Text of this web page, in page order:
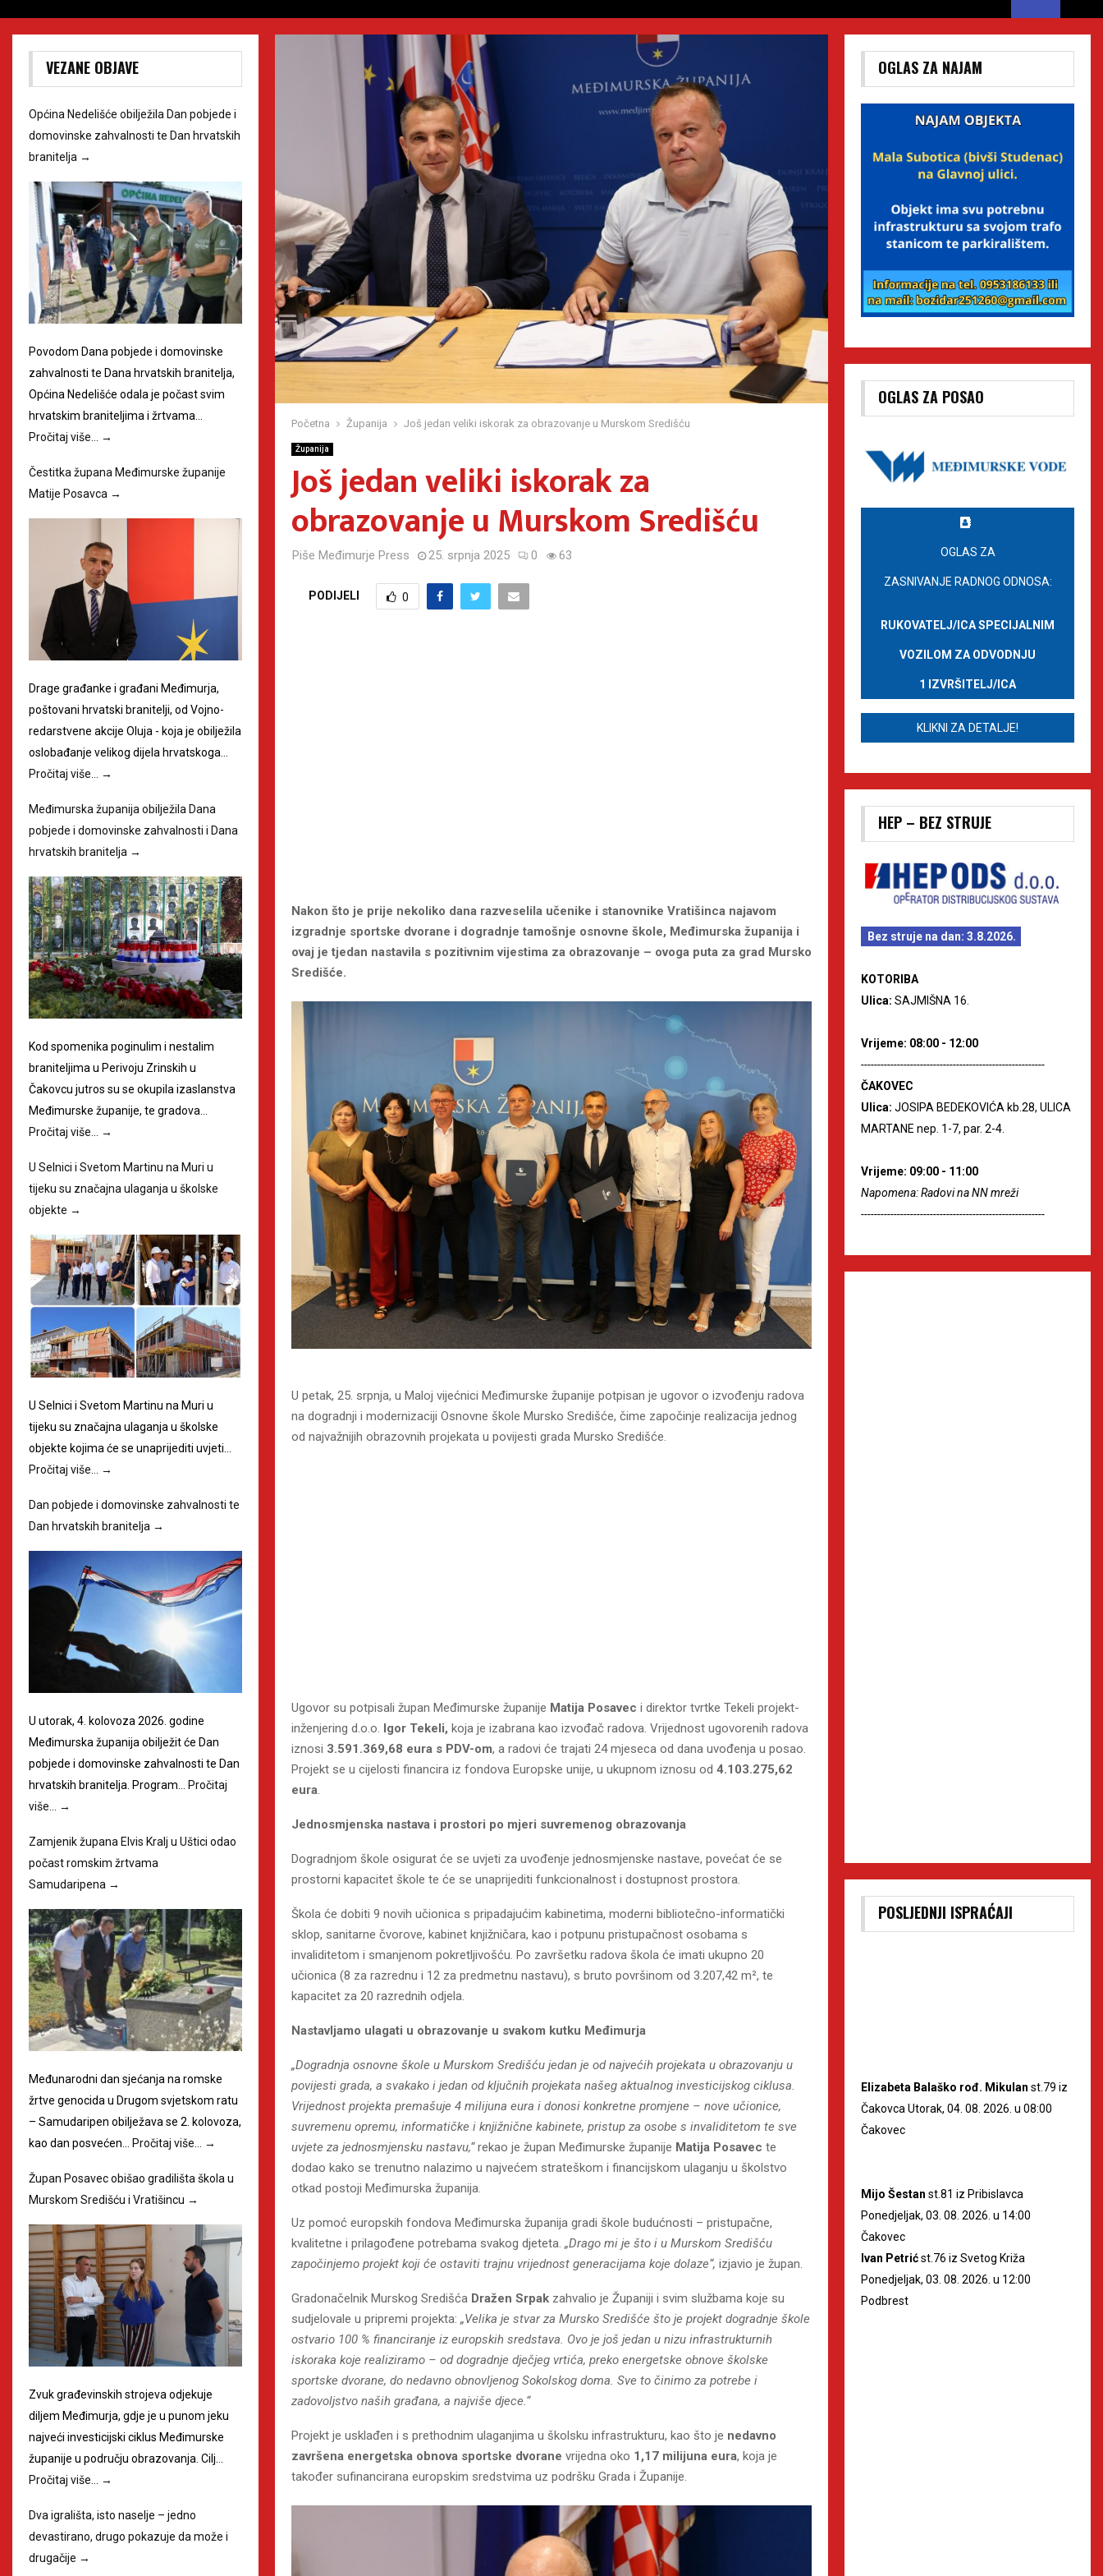
Početna Županija Još jedan veliki iskorak za obrazovanje u Murskom Središću
Županija
Još jedan veliki iskorak za
obrazovanje u Murskom Središću
Piše Međimurje Press 25. srpnja 2025 0 63
PODIJELI 0
Nakon što je prije nekoliko dana razveselila učenike i stanovnike Vratišinca najavom
izgradnje sportske dvorane i dogradnje tamošnje osnovne škole, Međimurska županija i
ovaj je tjedan nastavila s pozitivnim vijestima za obrazovanje – ovoga puta za grad Mursko
Središće.
U petak, 25. srpnja, u Maloj vijećnici Međimurske županije potpisan je ugovor o izvođenju radova
na dogradnji i modernizaciji Osnovne škole Mursko Središće, čime započinje realizacija jednog
od najvažnijih obrazovnih projekata u povijesti grada Mursko Središće.
Ugovor su potpisali župan Međimurske županije Matija Posavec i direktor tvrtke Tekeli projekt-
inženjering d.o.o. Igor Tekeli, koja je izabrana kao izvođač radova. Vrijednost ugovorenih radova
iznosi 3.591.369,68 eura s PDV-om, a radovi će trajati 24 mjeseca od dana uvođenja u posao.
Projekt se u cijelosti financira iz fondova Europske unije, u ukupnom iznosu od 4.103.275,62
eura.
Jednosmjenska nastava i prostori po mjeri suvremenog obrazovanja
Dogradnjom škole osigurat će se uvjeti za uvođenje jednosmjenske nastave, povećat će se
prostorni kapacitet škole te će se unaprijediti funkcionalnost i dostupnost prostora.
Škola će dobiti 9 novih učionica s pripadajućim kabinetima, moderni bibliotečno-informatički
sklop, sanitarne čvorove, kabinet knjižničara, kao i potpunu pristupačnost osobama s
invaliditetom i smanjenom pokretljivošću. Po završetku radova škola će imati ukupno 20
učionica (8 za razrednu i 12 za predmetnu nastavu), s bruto površinom od 3.207,42 m², te
kapacitet za 20 razrednih odjela.
Nastavljamo ulagati u obrazovanje u svakom kutku Međimurja
„Dogradnja osnovne škole u Murskom Središću jedan je od najvećih projekata u obrazovanju u
povijesti grada, a svakako i jedan od ključnih projekata našeg aktualnog investicijskog ciklusa.
Vrijednost projekta premašuje 4 milijuna eura i donosi konkretne promjene – nove učionice,
suvremenu opremu, informatičke i knjižnične kabinete, pristup za osobe s invaliditetom te sve
uvjete za jednosmjensku nastavu,“rekao je župan Međimurske županije Matija Posavec te
dodao kako se trenutno nalazimo u najvećem strateškom i financijskom ulaganju u školstvo
otkad postoji Međimurska županija.
Uz pomoć europskih fondova Međimurska županija gradi škole budućnosti – pristupačne,
kvalitetne i prilagođene potrebama svakog djeteta. „Drago mi je što i u Murskom Središću
započinjemo projekt koji će ostaviti trajnu vrijednost generacijama koje dolaze“, izjavio je župan.
Gradonačelnik Murskog Središća Dražen Srpak zahvalio je Županiji i svim službama koje su
sudjelovale u pripremi projekta: „Velika je stvar za Mursko Središće što je projekt dogradnje škole
ostvario 100 % financiranje iz europskih sredstava. Ovo je još jedan u nizu infrastrukturnih
iskoraka koje realiziramo – od dogradnje dječjeg vrtića, preko energetske obnove školske
sportske dvorane, do nedavno obnovljenog Sokolskog doma. Sve to činimo za potrebe i
zadovoljstvo naših građana, a najviše djece.“
Projekt je usklađen i s prethodnim ulaganjima u školsku infrastrukturu, kao što je nedavno
završena energetska obnova sportske dvorane vrijedna oko 1,17 milijuna eura, koja je
također sufinancirana europskim sredstvima uz podršku Grada i Županije.
VEZANE OBJAVE
Općina Nedelišće obilježila Dan pobjede i
domovinske zahvalnosti te Dan hrvatskih
branitelja →
Povodom Dana pobjede i domovinske
zahvalnosti te Dana hrvatskih branitelja,
Općina Nedelišće odala je počast svim
hrvatskim braniteljima i žrtvama…
Pročitaj više…
→
Čestitka župana Međimurske županije
Matije Posavca →
Drage građanke i građani Međimurja,
poštovani hrvatski branitelji, od Vojno-
redarstvene akcije Oluja - koja je obilježila
oslobađanje velikog dijela hrvatskoga…
Pročitaj više…
→
Međimurska županija obilježila Dana
pobjede i domovinske zahvalnosti i Dana
hrvatskih branitelja →
Kod spomenika poginulim i nestalim
braniteljima u Perivoju Zrinskih u
Čakovcu jutros su se okupila izaslanstva
Međimurske županije, te gradova…
Pročitaj više… →
U Selnici i Svetom Martinu na Muri u
tijeku su značajna ulaganja u školske
objekte →
U Selnici i Svetom Martinu na Muri u
tijeku su značajna ulaganja u školske
objekte kojima će se unaprijediti uvjeti…
Pročitaj više…
→
Dan pobjede i domovinske zahvalnosti te
Dan hrvatskih branitelja →
U utorak, 4. kolovoza 2026. godine
Međimurska županija obilježit će Dan
pobjede i domovinske zahvalnosti te Dan
hrvatskih branitelja. Program…
Pročitaj
više…
→
Zamjenik župana Elvis Kralj u Uštici odao
počast romskim žrtvama
Samudaripena →
Međunarodni dan sjećanja na romske
žrtve genocida u Drugom svjetskom ratu
– Samudaripen obilježava se 2. kolovoza,
kao dan posvećen…
Pročitaj više… →
Župan Posavec obišao gradilišta škola u
Murskom Središću i Vratišincu →
Zvuk građevinskih strojeva odjekuje
diljem Međimurja, gdje je u punom jeku
najveći investicijski ciklus Međimurske
županije u području obrazovanja. Cilj…
Pročitaj više…
→
Dva igrališta, isto naselje – jedno
devastirano, drugo pokazuje da može i
drugačije →
OGLAS ZA NAJAM
OGLAS ZA POSAO
OGLAS ZA
ZASNIVANJE RADNOG ODNOSA:
RUKOVATELJ/ICA SPECIJALNIM
VOZILOM ZA ODVODNJU
1 IZVRŠITELJ/ICA
KLIKNI ZA DETALJE!
HEP – BEZ STRUJE
Bez struje na dan: 3.8.2026.
KOTORIBA
Ulica: SAJMIŠNA 16.
Vrijeme: 08:00 - 12:00
--------------------------------------------------------
ČAKOVEC
Ulica: JOSIPA BEDEKOVIĆA kb.28, ULICA
MARTANE nep. 1-7, par. 2-4.
Vrijeme: 09:00 - 11:00
Napomena: Radovi na NN mreži
--------------------------------------------------------
POSLJEDNJI ISPRAĆAJI
Elizabeta Balaško rođ. Mikulan st.79 iz
Čakovca Utorak, 04. 08. 2026. u 08:00
Čakovec
Mijo Šestan st.81 iz Pribislavca
Ponedjeljak, 03. 08. 2026. u 14:00
Čakovec
Ivan Petrićst.76 iz Svetog Križa
Ponedjeljak, 03. 08. 2026. u 12:00
Podbrest